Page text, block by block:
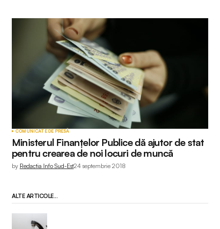
COMUNICATE DE PRESĂ
Ministerul Finanțelor Publice dă ajutor de stat
pentru crearea de noi locuri de muncă
by Redactia Info Sud-Est24 septembrie 2018
ALTE ARTICOLE...